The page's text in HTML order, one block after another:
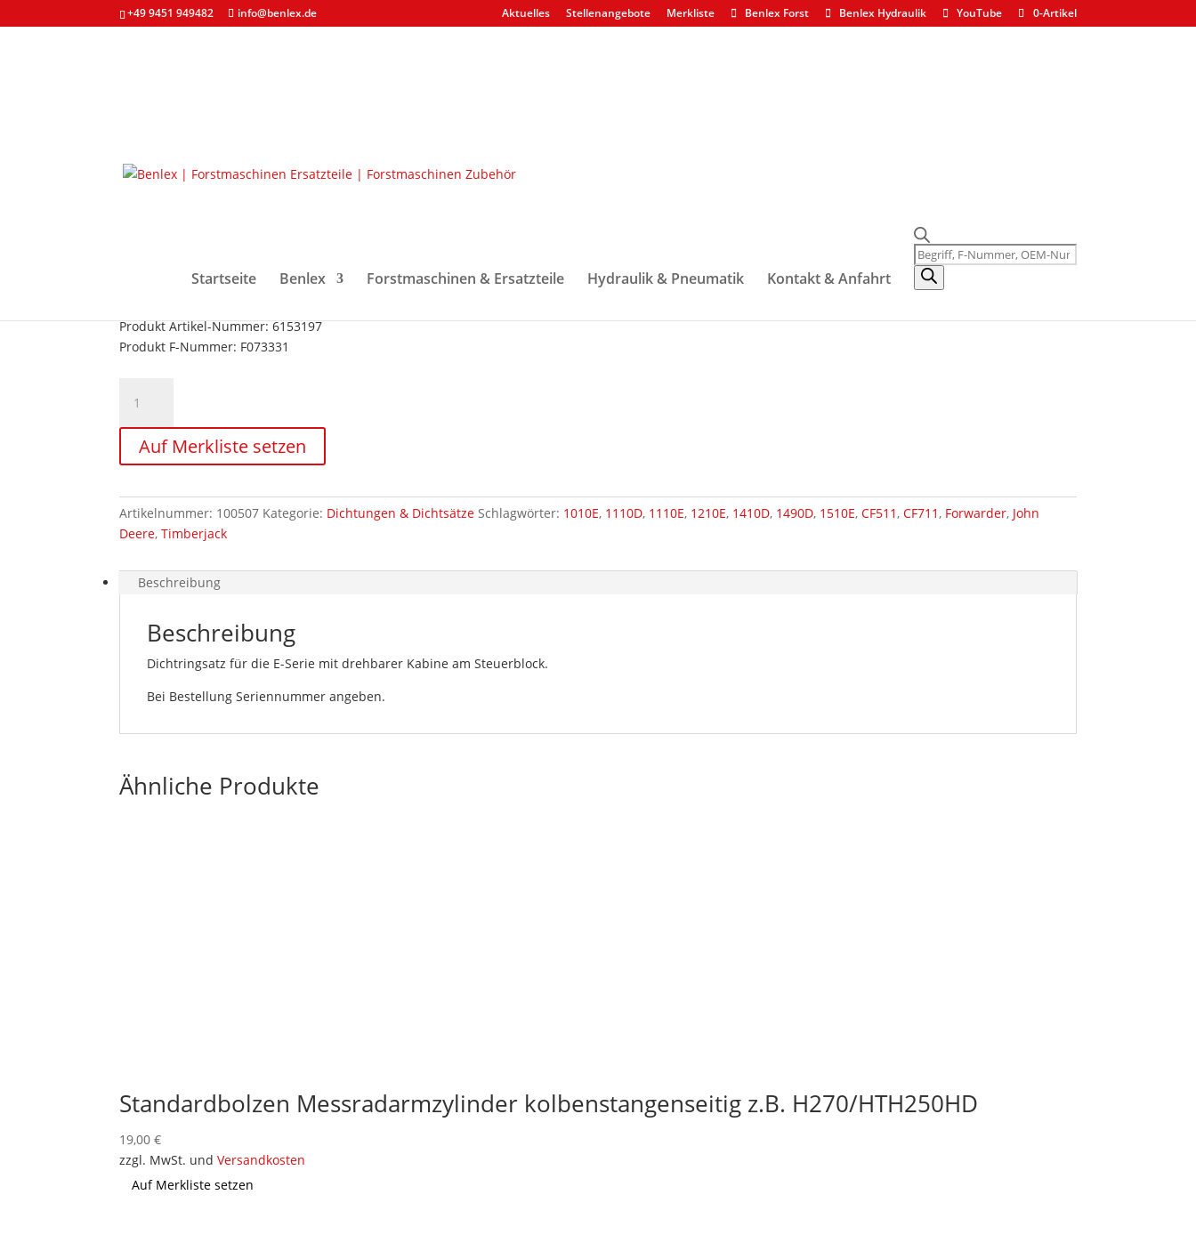
+49 9451 949482 info@benlex.de Aktuelles Stellenangebote Merkliste Benlex Forst Benlex Hydraulik YouTube 0-Artikel
Startseite Benlex Forstmaschinen & Ersatzteile Hydraulik & Pneumatik Kontakt & Anfahrt
Products
search
Start
Dichtsatz für Teleskopzylinder
Produkt Artikel-Nummer: 6153197
Produkt F-Nummer: F073331
F073331
Steuerblock
Drehkabine
Menge
Auf Merkliste setzen
Artikelnummer: 100507 Kategorie: Dichtungen & Dichtsätze Schlagwörter: 1010E, 1110D, 1110E, 1210E, 1410D, 1490D, 1510E,CF511,CF711, Forwarder, John
Deere,Timberjack
Beschreibung
Beschreibung
Dichtringsatz für die E-Serie mit drehbarer Kabine am Steuerblock.
Bei Bestellung Seriennummer angeben.
Ähnliche Produkte
Standardbolzen Messradarmzylinder kolbenstangenseitig z.B. H270/HTH250HD
19,00€
zzgl. MwSt. undVersandkosten
Auf Merkliste setzen